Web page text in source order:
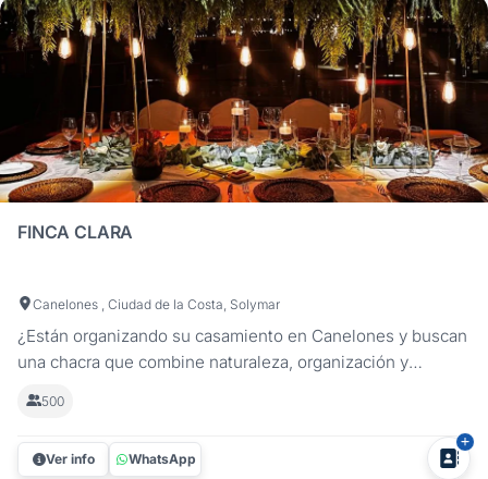
FINCA CLARA
Canelones , Ciudad de la Costa, Solymar
¿Están organizando su casamiento en Canelones y buscan
una chacra que combine naturaleza, organización y
minutos de Montevideo. Con más de 3000 m² de jardines,
la chacra permite...
500
Ver info WhatsApp